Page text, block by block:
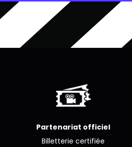
Partenariat officiel
Billetterie certifiée